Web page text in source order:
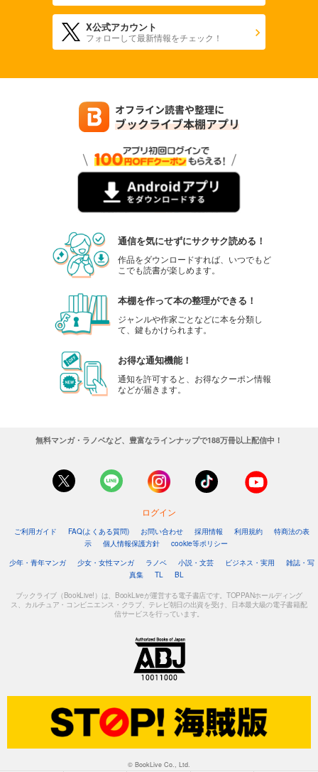
X公式アカウント
フォローして最新情報をチェック！
通信を気にせずにサクサク読める！
作品をダウンロードすれば、いつでもど
こでも読書が楽しめます。
本棚を作って本の整理ができる！
ジャンルや作家ごとなどに本を分類し
て、鍵もかけられます。
お得な通知機能！
通知を許可すると、お得なクーポン情報
などが届きます。
無料マンガ・ラノベなど、豊富なラインナップで188万冊以上配信中！
ログイン
ご利用ガイド FAQ(よくある質問) お問い合わせ 採用情報 利用規約
特商法の表
示
個人情報保護方針
cookie等ポリシー
少年・青年マンガ
少女・女性マンガ ラノベ 小説・文芸 ビジネス・実用
雑誌・写
真集
TL BL
ブックライブ（BookLive!）は、BookLiveが運営する電子書店です。TOPPANホールディング
ス、カルチュア・コンビニエンス・クラブ、テレビ朝日の出資を受け、日本最大級の電子書籍配
信サービスを行っています。
© BookLive Co., Ltd.